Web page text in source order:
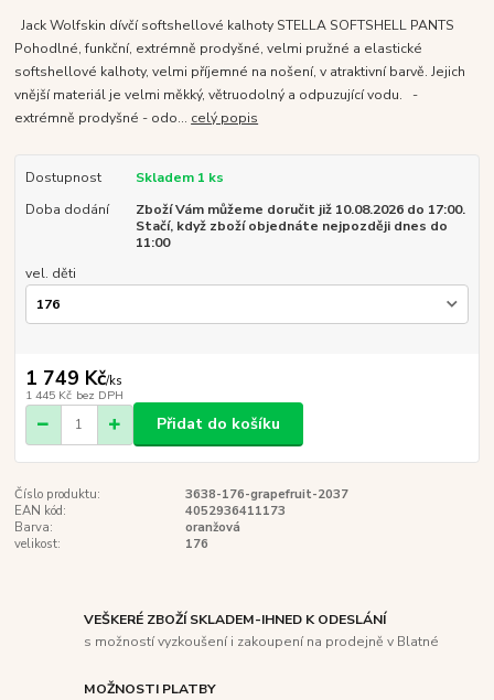
Jack Wolfskin dívčí softshellové kalhoty STELLA SOFTSHELL PANTS
Pohodlné, funkční, extrémně prodyšné, velmi pružné a elastické
softshellové kalhoty, velmi příjemné na nošení, v atraktivní barvě. Jejich
vnější materiál je velmi měkký, větruodolný a odpuzující vodu. -
extrémně prodyšné - odo... celý popis
Dostupnost
Skladem 1 ks
Doba dodání
Zboží Vám můžeme doručit již 10.08.2026 do 17:00.
Stačí, když zboží objednáte nejpozději dnes do
11:00
vel. děti
1 749 Kč/ks
1 445 Kč bez DPH
Přidat do košíku
Číslo produktu:
3638-176-grapefruit-2037
EAN kód:
4052936411173
Barva:
oranžová
velikost:
176
VEŠKERÉ ZBOŽÍ SKLADEM-IHNED K ODESLÁNÍ
s možností vyzkoušení i zakoupení na prodejně v Blatné
MOŽNOSTI PLATBY